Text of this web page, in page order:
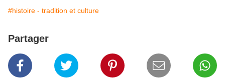
#histoire - tradition et culture
Partager